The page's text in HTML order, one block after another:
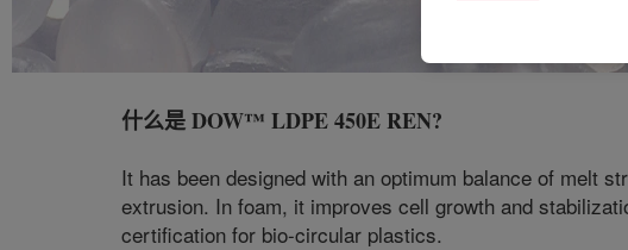
什么是DOW™ LDPE 450E REN?
It has been designed with an optimum balance of melt
extrusion. In foam, it improves cell growth and
certification for bio-circular plastics.